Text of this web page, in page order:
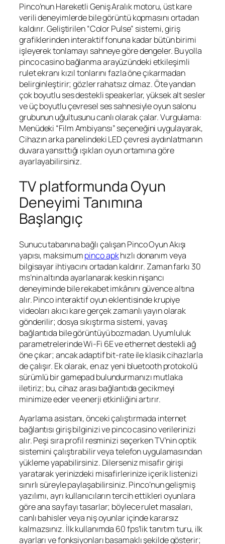
Pinco’nun Hareketli Geniş Aralık motoru, üst kare
verili deneyimlerde bile görüntü kopmasını ortadan
kaldırır. Geliştirilen “Color Pulse” sistemi, giriş
grafiklerinden interaktif fonuna kadar bütün birimi
işleyerek tonlamayı sahneye göre dengeler. Bu yolla
pinco casino bağlanmaarayüzündeki etkileşimli
rulet ekranı kızıl tonlarını fazla öne çıkarmadan
belirginleştirir; gözler rahatsız olmaz. Öte yandan
çok boyutlu ses destekli speakerlar, yüksek alt sesler
ve üç boyutlu çevresel ses sahnesiyle oyun salonu
grubunun uğultusunu canlı olarak çalar. Vurgulama:
Menüdeki “Film Ambiyansı” seçeneğini uygulayarak,
Cihazın arka panelindeki LED çevresi aydınlatmanın
duvara yansıttığı ışıkları oyun ortamına göre
ayarlayabilirsiniz.
TV platformunda Oyun
Deneyimi Tanımına
Başlangıç
Sunucu tabanına bağlı çalışan Pinco Oyun Akışı
yapısı, maksimumpinco apkhızlı donanım veya
bilgisayar ihtiyacını ortadan kaldırır. Zaman farkı 30
ms’nin altında ayarlanarak keskin nişancı
deneyiminde bile rekabet imkânını güvence altına
alır.Pinco interaktif oyuneklentisinde krupiye
videoları akıcı kare gerçek zamanlı yayın olarak
gönderilir; dosya sıkıştırma sistemi, yavaş
bağlantıda bile görüntüyü bozmadan. Uyumluluk
parametrelerinde Wi-Fi 6E ve ethernet destekli ağ
öne çıkar; ancak adaptif bit-rate ile klasik cihazlarla
de çalışır. Ek olarak, en az yeni bluetooth protokolü
sürümlü bir gamepad bulundurmanızı mutlaka
iletiriz; bu, cihaz arası bağlantıda gecikmeyi
minimize eder ve enerji etkinliğini artırır.
Ayarlama asistanı, önceki çalıştırmada internet
bağlantısı giriş bilginizi vepinco casinoverilerinizi
alır. Peşi sıra profil resminizi seçerken TV’nin optik
sistemini çalıştırabilir veya telefon uygulamasından
yükleme yapabilirsiniz. Dilerseniz misafir girişi
yaratarak yerinizdeki misafirlerinize içerik listenizi
sınırlı süreyle paylaşabilirsiniz. Pinco’nun gelişmiş
yazılımı, ayrı kullanıcıların tercih ettikleri oyunlara
göre ana sayfayı tasarlar; böylece rulet masaları,
canlı bahisler veya niş oyunlar içinde kararsız
kalmazsınız. İlk kullanımda 60 fps’lik tanıtım turu, ilk
ayarları ve fonksiyonları basamaklı şekilde gösterir;